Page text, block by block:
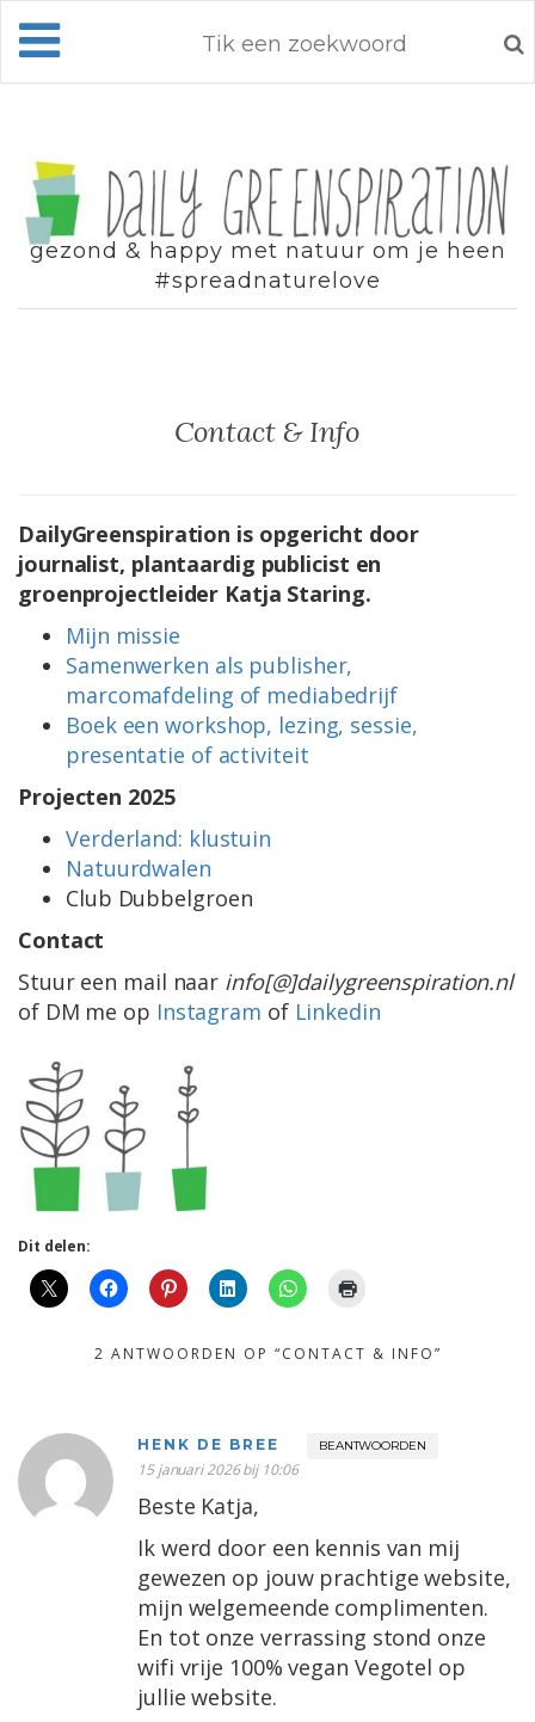
gezond & happy met natuur om je heen
#spreadnaturelove
Contact & Info
DailyGreenspiration is opgericht door
journalist, plantaardig publicist en
groenprojectleider Katja Staring.
Mijn missie
Samenwerken als publisher,
marcomafdeling of mediabedrijf
Boek een workshop, lezing, sessie,
presentatie of activiteit
Projecten 2025
Verderland: klustuin
Natuurdwalen
Club Dubbelgroen
Contact
Stuur een mail naar info[@]dailygreenspiration.nl
of DM me op Instagram of Linkedin
Dit delen:
2 ANTWOORDEN OP “CONTACT & INFO”
HENK DE BREE BEANTWOORDEN
15 januari 2026 bij 10:06
Beste Katja,
Ik werd door een kennis van mij
gewezen op jouw prachtige website,
mijn welgemeende complimenten.
En tot onze verrassing stond onze
wifi vrije 100% vegan Vegotel op
jullie website.